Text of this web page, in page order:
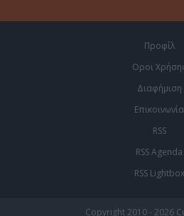
Προφίλ
Οροι
Διαφήμιση
Επικοινωνία
RSS
RSS Agenda
RSS Lightbox
Copyright 2010 - 2026